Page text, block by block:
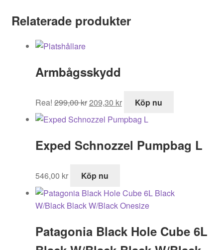
Relaterade produkter
Armbågsskydd
Rea! 299,00kr
ursprungliga
priset
299,00 kr.
209,30 kr
nuvarande
priset
209,30 kr.
Köp nu
Exped Schnozzel Pumpbag L
546,00 kr Köp nu
Patagonia Black Hole Cube 6L